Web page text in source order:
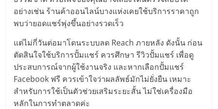
แฟ
รน
ไชส์"
"ศูนย์
อย่างเช่น ร้านค้าออนไลน์บางแห่งเคยใช้บริการราคาถูก
พบว่ายอดแชร์พุ่งขึ้นอย่างรวดเร็ว
แต่ไม่กี่วันต่อมาโดนระบบลด Reach ภายหลัง ดังนั้น ก่อน
ตัดสินใจใช้บริการปั้มแชร์ ควรศึกษา รีวิวปั้มแชร์ เพื่อดู
ประสบการณ์จากผู้ใช้งานจริง และหากเลือกปั้มแชร์
Facebook ฟรี ควรเข้าใจว่าผลลัพธ์มักไม่ยั่งยืน เหมาะ
สำหรับการใช้เป็นตัวช่วยเสริมระยะสั้น ไม่ใช่เครื่องมือ
หลักในการทำตลาดค่ะ